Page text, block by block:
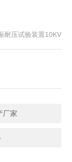
耐压试验装置10KV
厂家